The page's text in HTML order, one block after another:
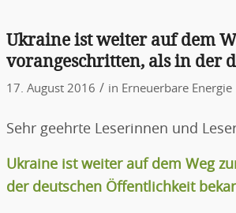
Ukraine ist weiter auf dem
vorangeschritten, als in der
17. August 2016 / in Erneuerbare Energie
Sehr geehrte Leserinnen und
Ukraine ist weiter auf dem Weg
der deutschen Öffentlichkeit